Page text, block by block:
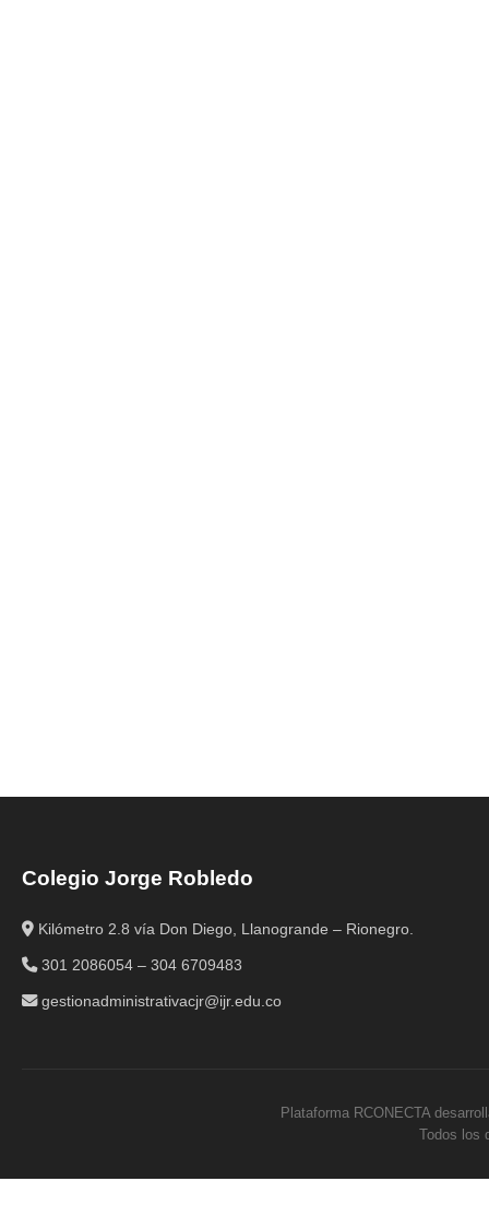
Colegio Jorge Robledo
Kilómetro 2.8 vía Don Diego, Llanogrande – Rionegro.
301 2086054 – 304 6709483
gestionadministrativacjr@ijr.edu.co
Plataforma RCONECTA
Todos los